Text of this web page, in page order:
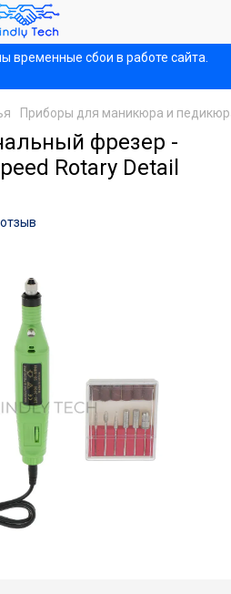
сбои в работе сайта.
Приборы для маникюра и
фрезер -
Rotary Detail